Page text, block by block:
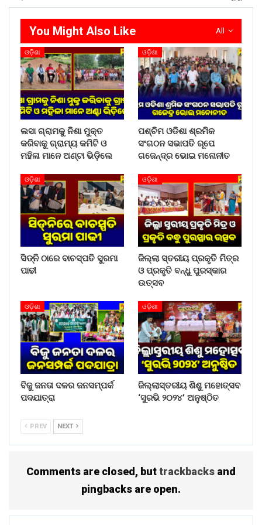
All
You Might Also Like
ଓଡ଼ିଶା
ଲସା ଗ୍ରାମକୁ ନିଶା ମୁକ୍ତ
କରିବାକୁ ଗ୍ରାମ୍ୟ କମିଟି ଓ
ମହିଳା ମାନେ ଅଣ୍ଟା ଭିଡ଼ିଲେ
ଓଡ଼ିଶା
ପଶ୍ଚିମ ଓଡିଶା ଶ୍ରମିକ
ସଂଗଠନ ସଭାପତି ରୂପେ
ଗଜେନ୍ଦ୍ର ଭୋଇ ମନୋନୀତ
ଓଡ଼ିଶା
ସିଡ୍‌ନି ଠାରେ ବାଚସ୍ପତି ସୁରମା
ପାଢୀ
ଓଡ଼ିଶା
ଜିଲ୍ଲା ସ୍ତରୀୟ ପ୍ରକୃତି ମିତ୍ର
ଓ ପ୍ରକୃତି ବନ୍ଧୁ ପୁରସ୍କାର
ଉତ୍ସବ
ଓଡ଼ିଶା
ବିଜୁ ଜନତା ଦଳର ଜନସମ୍ପର୍କ
ପଦଯାତ୍ରା
ଓଡ଼ିଶା
ଜିଲ୍ଲାସ୍ତରୀୟ ଶିଶୁ ମହୋତ୍ସବ
‘ସୁରଭି ୨୦୨୪’ ଅନୁଷ୍ଠିତ
PREV NEXT
Comments are closed, buttrackbacks and
pingbacks are open.